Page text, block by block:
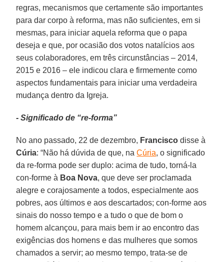
regras, mecanismos que certamente são importantes
para dar corpo à reforma, mas não suficientes, em si
mesmas, para iniciar aquela reforma que o papa
deseja e que, por ocasião dos votos natalícios aos
seus colaboradores, em três circunstâncias – 2014,
2015 e 2016 – ele indicou clara e firmemente como
aspectos fundamentais para iniciar uma verdadeira
mudança dentro da Igreja.
- Significado de “re-forma”
No ano passado, 22 de dezembro, Francisco disse à
Cúria: “Não há dúvida de que, naCúria, o significado
da re-forma pode ser duplo: acima de tudo, torná-la
con-forme à Boa Nova, que deve ser proclamada
alegre e corajosamente a todos, especialmente aos
pobres, aos últimos e aos descartados; con-forme aos
sinais do nosso tempo e a tudo o que de bom o
homem alcançou, para mais bem ir ao encontro das
exigências dos homens e das mulheres que somos
chamados a servir; ao mesmo tempo, trata-se de